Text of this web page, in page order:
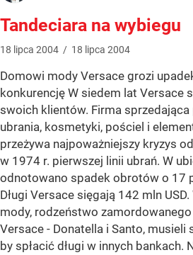
Tandeciara na wybiegu
18 lipca 2004 / 18 lipca 2004
Domowi mody Versace grozi
konkurencję W siedem lat Versace
swoich klientów. Firma sprzedająca
ubrania, kosmetyki, pościel i
przeżywa najpoważniejszy kryzys
w 1974 r. pierwszej linii ubrań. W
odnotowano spadek obrotów o 17
Długi Versace sięgają 142 mln
mody, rodzeństwo
Versace - Donatella i Santo,
by spłacić długi w innych